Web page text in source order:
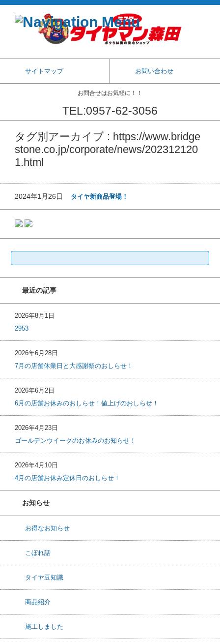
サイトマップ お問い合わせ
お問合せはお気軽に！！
TEL:0957-62-3056
コンテンツに移動
タグ別アーカイブ : https://www.bridge
stone.co.jp/corporate/news/202312120
1.html
2024年1月26日 タイヤ新商品登場！
索:
最近の記事
2026年8月1日
2953
2026年6月28日
7月の店舗休業日と大感謝祭のおしらせ！
2026年6月2日
6月の店舗お休みのおしらせ！値上げのおしらせ！
2026年4月23日
ゴールデンウイークのお休みのお知らせ！
2026年4月10日
4月の店舗お休み定休日のおしらせ！
お知らせ
お得なお知らせ
こぼれ話
タイヤ豆知識
商品紹介
施工しました